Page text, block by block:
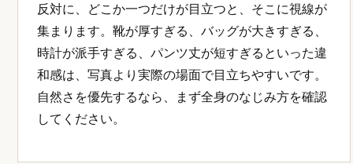
反対に、どこか一つだけが目立つと、そこに視線が
集まります。靴が厚すぎる、バッグが大きすぎる、
時計が派手すぎる、パンツ丈が短すぎるといった違
和感は、写真より実際の場面で目立ちやすいです。
自然さを優先するなら、まず全身のなじみ方を確認
してください。